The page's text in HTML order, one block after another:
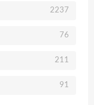
2237
76
211
91